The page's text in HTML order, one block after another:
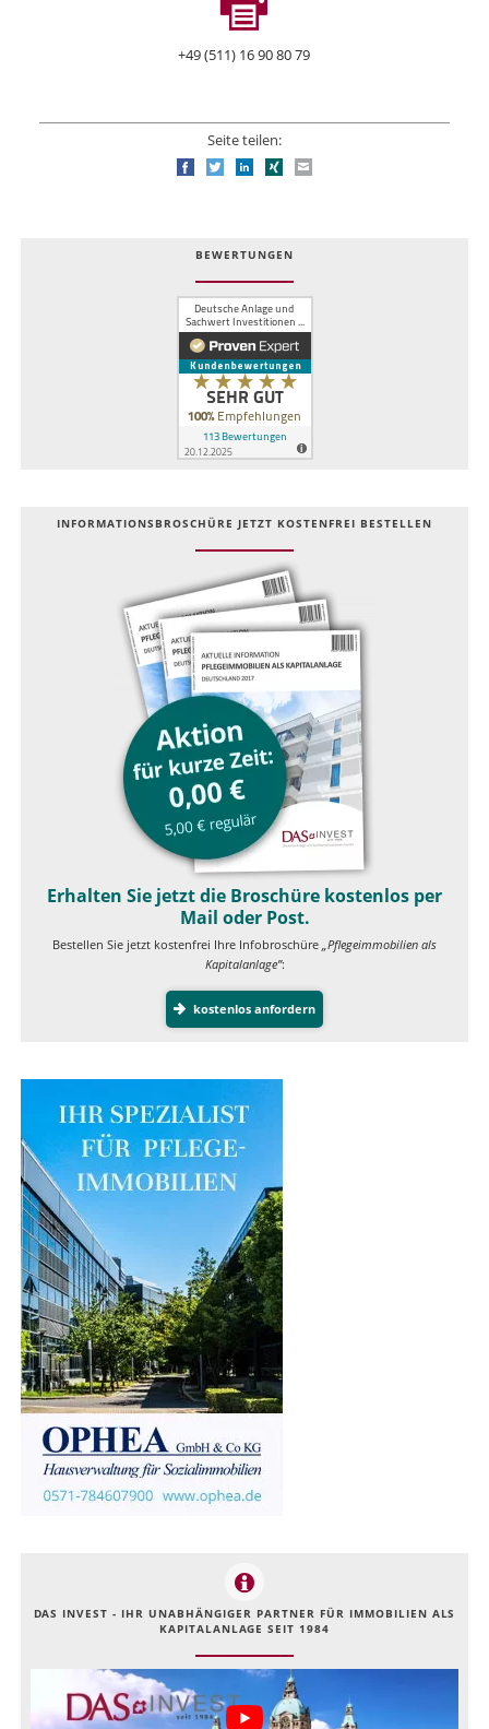
+49 (511) 16 90 80 79
Seite teilen:
FacebookTwitterLinkedIn
Xing
BEWERTUNGEN
INFOR­MATIONS­BROSCHÜRE JETZT KOSTEN­FREI BESTELLEN
Erhalten Sie jetzt die Broschüre kostenlos per
Mail oder Post.
Bestellen Sie jetzt kostenfrei Ihre Infobroschüre „Pflegeimmobilien als
Kapitalanlage”:
kostenlos anfordern
DAS INVEST - IHR UNABHÄNGIGER PARTNER FÜR IMMOBILIEN ALS
KAPITALANLAGE SEIT 1984